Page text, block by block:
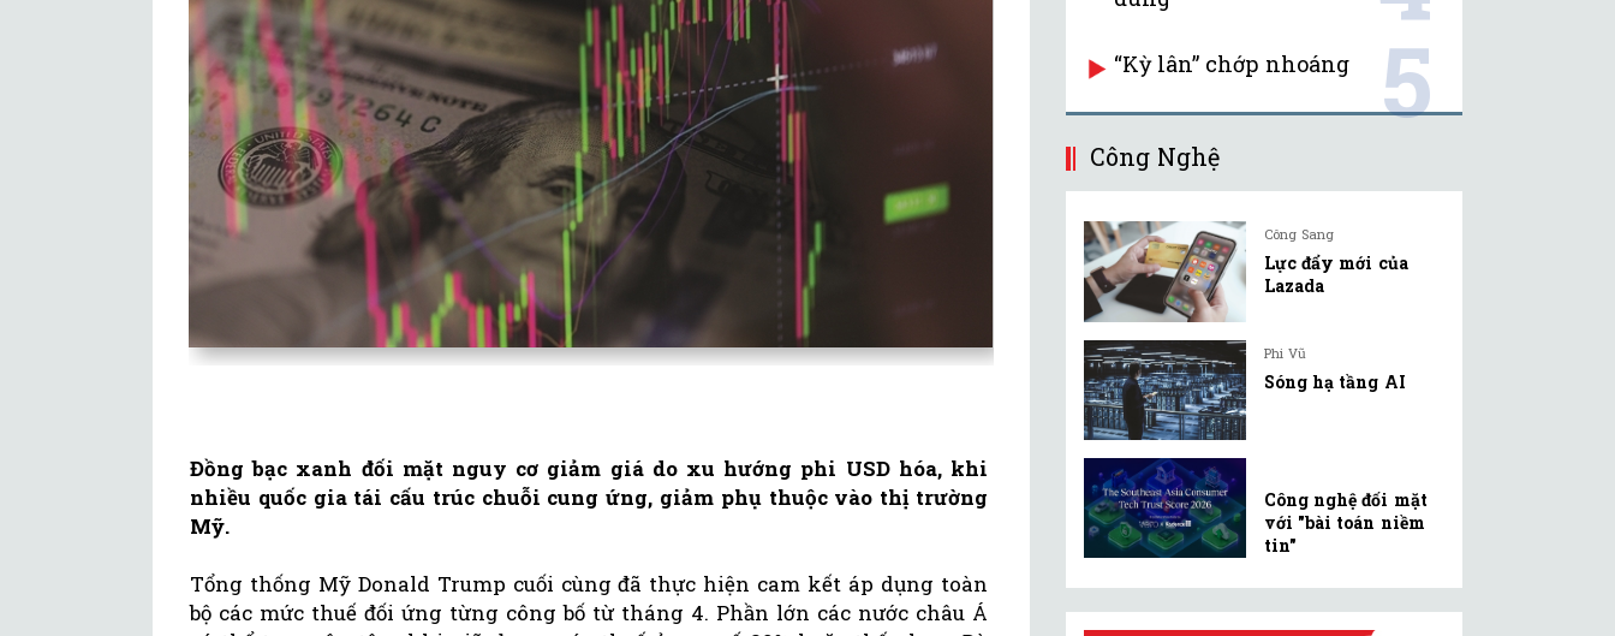
Đồng bạc xanh đối mặt nguy cơ giảm giá do xu hướng phi USD hóa, khi
nhiều quốc gia tái cấu trúc chuỗi cung ứng, giảm phụ thuộc vào thị trường
Mỹ.
Tổng thống Mỹ Donald Trump cuối cùng đã thực hiện cam kết áp dụng toàn
bộ các mức thuế đối ứng từng công bố từ tháng 4. Phần lớn các nước châu Á
“Kỳ lân” chớp nhoáng 5
Công Nghệ
Công Sang
Lực đẩy mới của
Lazada
Phi Vũ
Sóng hạ tầng AI
Công nghệ đối mặt
với "bài toán niềm
tin"